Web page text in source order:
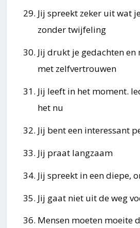
Jij spreekt zeker uit wat
zonder twijfeling
Jij drukt je gedachten
met zelfvertrouwen
Jij leeft in het moment.
het nu
Jij bent een interessant
Jij praat langzaam
Jij spreekt in een diepe,
Jij gaat niet uit de weg
Mensen moeten moeite